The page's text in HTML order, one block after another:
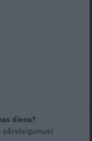
diena?